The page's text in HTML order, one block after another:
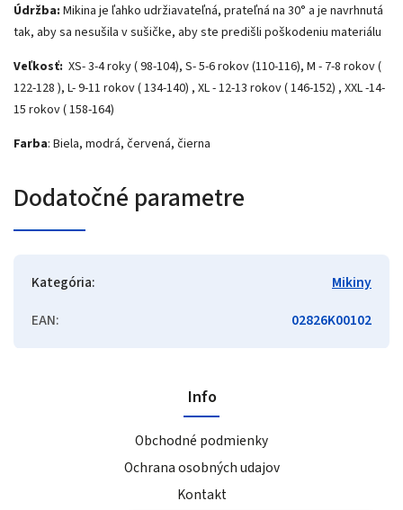
Údržba: Mikina je ľahko udržiavateľná, prateľná na 30° a je navrhnutá
tak, aby sa nesušila v sušičke, aby ste predišli poškodeniu materiálu
Veľkosť: XS- 3-4 roky ( 98-104), S- 5-6 rokov (110-116), M - 7-8 rokov (
122-128 ), L- 9-11 rokov ( 134-140) , XL - 12-13 rokov ( 146-152) , XXL -14-
15 rokov ( 158-164)
Farba: Biela, modrá, červená, čierna
Dodatočné parametre
Kategória:
Mikiny
EAN: 02826K00102
Info
Obchodné podmienky
Ochrana osobných udajov
Kontakt